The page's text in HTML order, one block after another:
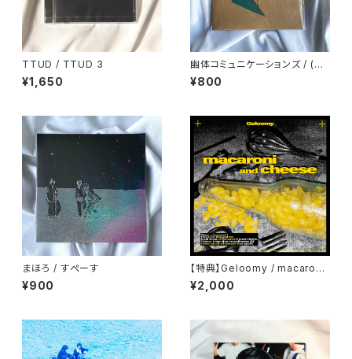
TTUD / TTUD 3
¥1,650
幽体コミュニケーションズ / (汽
水のコピー)
¥800
まほろ / すぺーす
¥900
【特典】Geloomy / macaroni
and cheese
¥2,000